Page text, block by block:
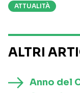
ATTUALITÀ
ALTRI
Anno del